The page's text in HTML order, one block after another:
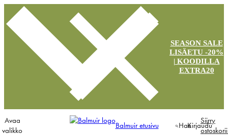
SEASON SALE
LISÄETU -20%
| KOODILLA
EXTRA20
Avaa
valikko
Balmuir etusivu HaeKirjaudu
Siirry